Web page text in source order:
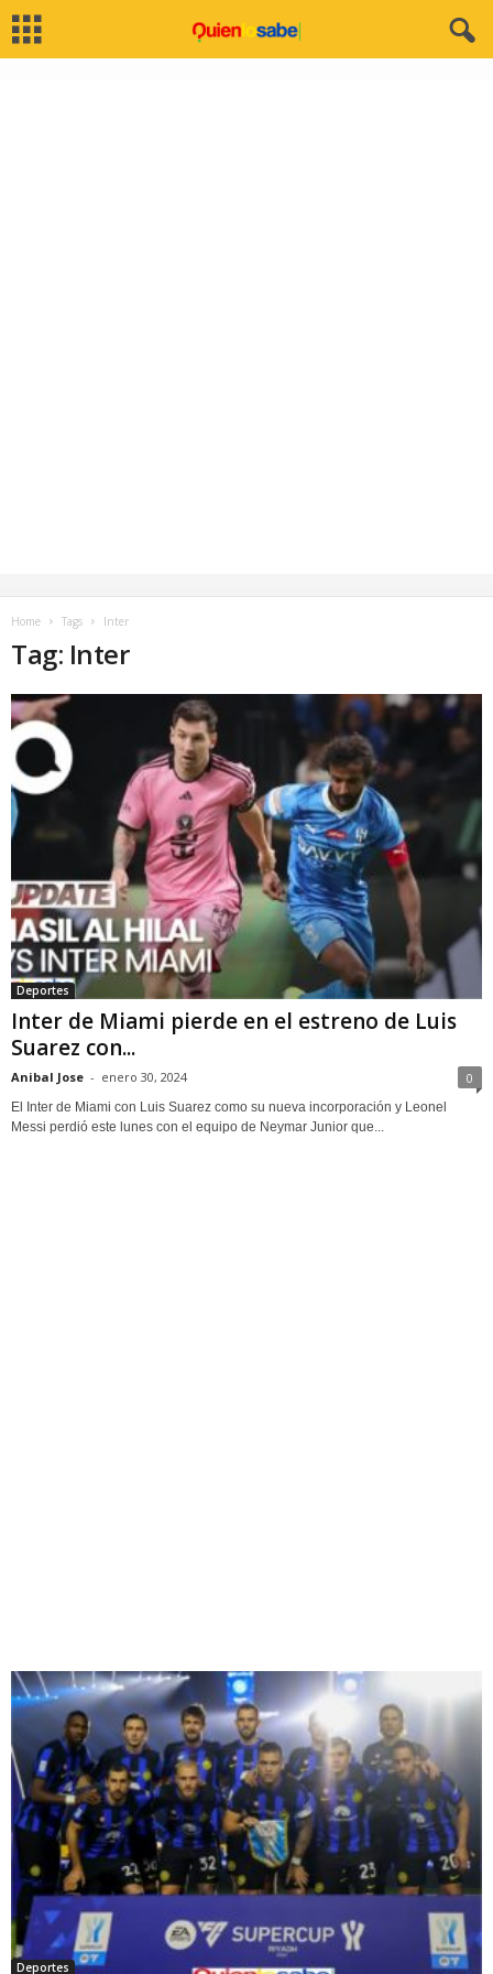
Home Tags Inter
Tag: Inter
Deportes
Inter de Miami pierde en el estreno de Luis
Suarez con...
Anibal Jose - enero 30, 2024 0
El Inter de Miami con Luis Suarez como su nueva incorporación y Leonel
Messi perdió este lunes con el equipo de Neymar Junior que...
Deportes